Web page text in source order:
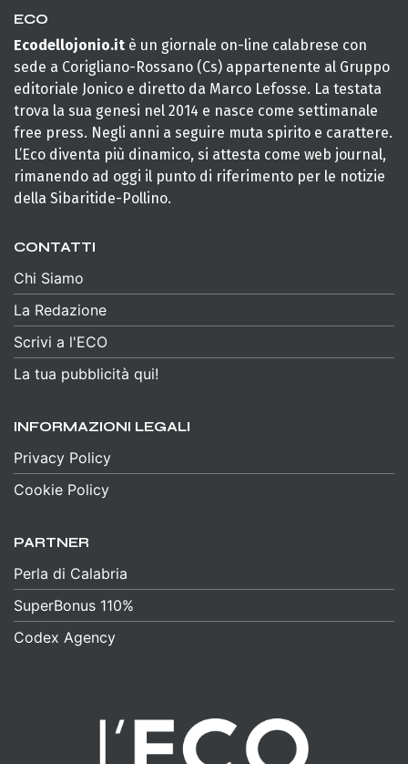
ECO
Ecodellojonio.it è un giornale on-line calabrese con
sede a Corigliano-Rossano (Cs) appartenente al Gruppo
editoriale Jonico e diretto da Marco Lefosse. La testata
trova la sua genesi nel 2014 e nasce come settimanale
free press. Negli anni a seguire muta spirito e carattere.
L’Eco diventa più dinamico, si attesta come web journal,
rimanendo ad oggi il punto di riferimento per le notizie
della Sibaritide-Pollino.
CONTATTI
Chi Siamo
La Redazione
Scrivi a l'ECO
La tua pubblicità qui!
INFORMAZIONI LEGALI
Privacy Policy
Cookie Policy
PARTNER
Perla di Calabria
SuperBonus 110%
Codex Agency